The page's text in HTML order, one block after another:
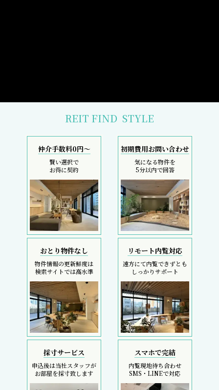
REIT FIND STYLE
仲介手数料0円～
賢い選択で
お得に契約
初期費用お問い合わせ
気になる物件を
5分以内で回答
おとり物件なし
物件情報の更新鮮度は
検索サイトでは高水準
リモート内覧対応
遠方にて内覧できずとも
しっかりサポート
採寸サービス
申込後は当社スタッフが
お部屋を採寸致します
スマホで完結
内覧現地待ち合わせ
SMS・LINEで対応